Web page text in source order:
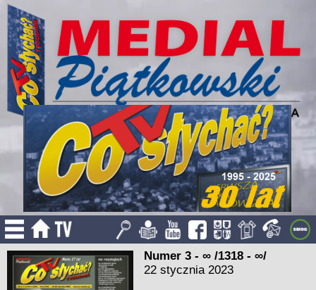
Numer 3 - ∞ /1318 - ∞/
22 stycznia 2023